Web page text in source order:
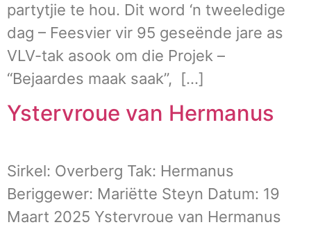
partytjie te hou. Dit word ‘n tweeledige
dag – Feesvier vir 95 geseënde jare as
VLV-tak asook om die Projek –
“Bejaardes maak saak”, […]
Ystervroue van Hermanus
Sirkel: Overberg Tak: Hermanus
Beriggewer: Mariëtte Steyn Datum: 19
Maart 2025 Ystervroue van Hermanus